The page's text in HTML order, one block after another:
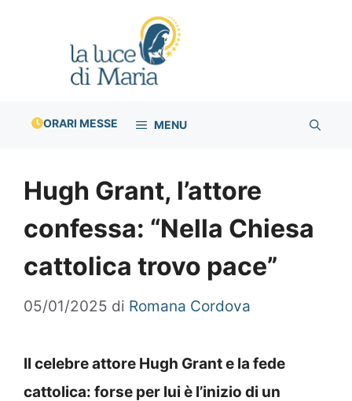
ORARI MESSE MENU
Hugh Grant, l’attore
confessa: “Nella Chiesa
cattolica trovo pace”
05/01/2025 di Romana Cordova
Il celebre attore Hugh Grant e la fede
cattolica: forse per lui è l’inizio di un